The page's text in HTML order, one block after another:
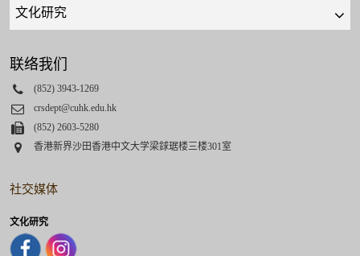
Quick
links
select
联络我们
Phone
(852) 3943-1269
Email
crsdept@cuhk.edu.hk
Fax(852) 2603-5280
Address
香港新界沙田香港中文大学梁銶琚楼三楼301室
社交媒体
文化研究